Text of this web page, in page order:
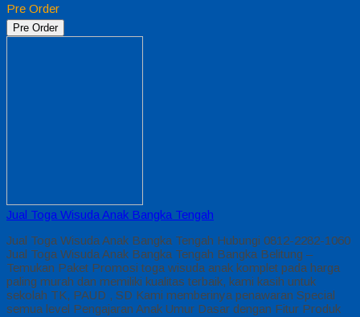
Pre Order
Pre Order
Jual Toga Wisuda Anak Bangka Tengah
Jual Toga Wisuda Anak Bangka Tengah Hubungi 0812-2282-1060
Jual Toga Wisuda Anak Bangka Tengah Bangka Belitung –
Temukan Paket Promosi toga wisuda anak komplet pada harga
paling murah dan memiliki kualitas terbaik, kami kasih untuk
sekolah TK, PAUD , SD Kami memberinya penawaran Special
semua level Pengajaran Anak Umur Dasar dengan Fitur Produk